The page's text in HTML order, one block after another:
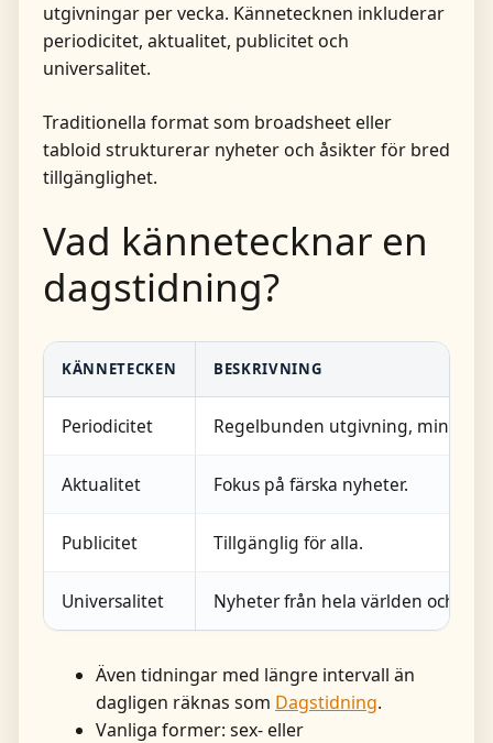
utgivningar per vecka. Kännetecknen inkluderar
periodicitet, aktualitet, publicitet och
universalitet.
Traditionella format som broadsheet eller
tabloid strukturerar nyheter och åsikter för bred
tillgänglighet.
Vad kännetecknar en
dagstidning?
KÄNNETECKEN BESKRIVNING
Periodicitet Regelbunden utgivning, minst
Aktualitet Fokus på färska nyheter.
Publicitet Tillgänglig för alla.
Universalitet Nyheter från hela världen och
Även tidningar med längre intervall än
dagligen räknas som Dagstidning.
Vanliga former: sex- eller